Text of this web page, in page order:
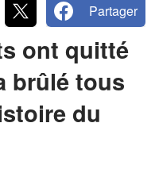
Partager
ont quitté
brûlé tous
du